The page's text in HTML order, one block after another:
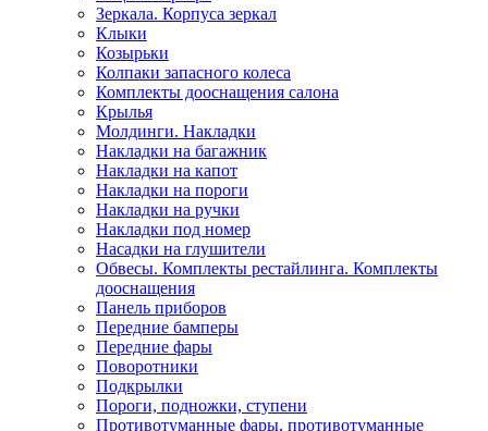
Зеркала. Корпуса зеркал
Клыки
Козырьки
Колпаки запасного колеса
Комплекты дооснащения салона
Крылья
Молдинги. Накладки
Накладки на багажник
Накладки на капот
Накладки на пороги
Накладки на ручки
Накладки под номер
Насадки на глушители
Обвесы. Комплекты рестайлинга. Комплекты
дооснащения
Панель приборов
Передние бамперы
Передние фары
Поворотники
Подкрылки
Пороги, подножки, ступени
Противотуманные фары, противотуманные